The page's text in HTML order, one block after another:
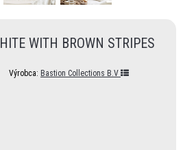
WITH BROWN STRIPES
Výrobca: Bastion Collections B.V